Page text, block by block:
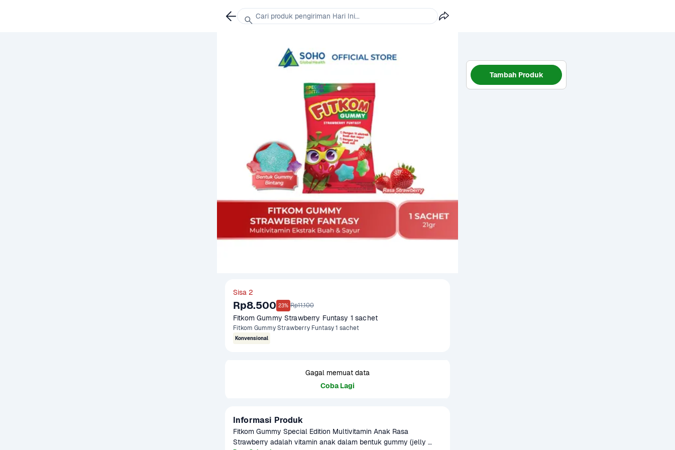
Sisa 2
Rp8.500 23% Rp11.100
Fitkom Gummy Strawberry Funtasy 1 sachet
Fitkom Gummy Strawberry Funtasy 1 sachet
Konvensional
Gagal memuat data
Coba Lagi
Informasi Produk
Fitkom Gummy Special Edition Multivitamin Anak Rasa
Strawberry adalah vitamin anak dalam bentuk gummy (jelly
Tambah Produk
Cari produk pengiriman Hari Ini...